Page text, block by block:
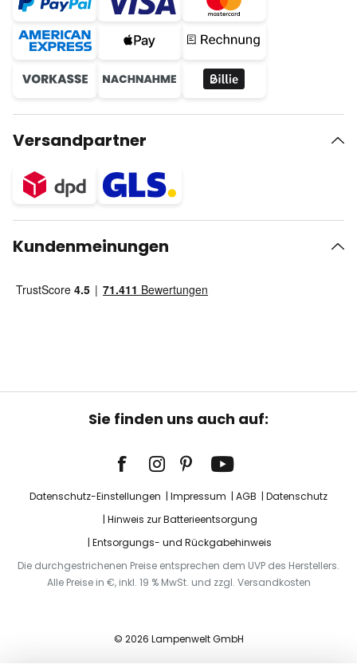
Versandpartner
Kundenmeinungen
Sie finden uns auch auf:
Datenschutz-Einstellungen Impressum AGB
Datenschutz
Hinweis zur Batterieentsorgung
Entsorgungs- und Rückgabehinweis
Die durchgestrichenen Preise entsprechen dem UVP des Herstellers.
Alle Preise in €, inkl. 19 % MwSt. und zzgl. Versandkosten
© 2026 Lampenwelt GmbH